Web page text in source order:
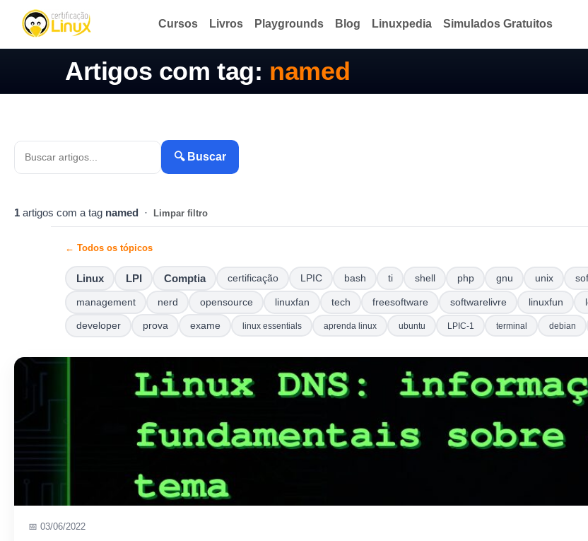
Cursos Livros Playgrounds Blog Linuxpedia Simulados Gratuitos
Artigos com tag: named
🔍 Buscar
1 artigos com a tag named · Limpar filtro
← Todos os tópicos
Linux LPI Comptia certificação LPIC bash ti shell php gnu unix
management nerd opensource linuxfan tech freesoftware softwarelivre linuxfun
developer prova exame linux essentials aprenda linux ubuntu LPIC-1 terminal debian
📅 03/06/2022